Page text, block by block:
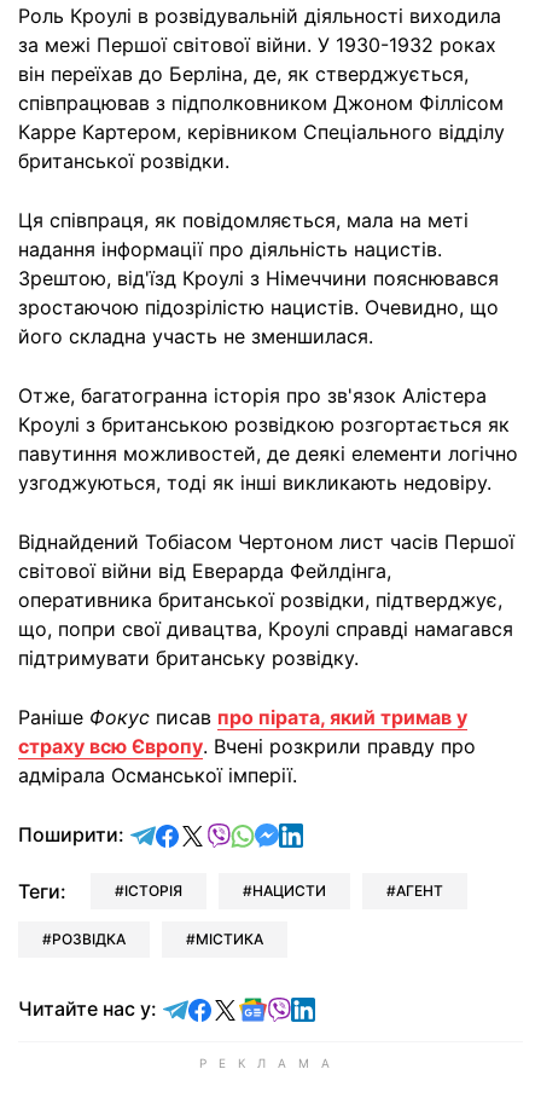
Роль Кроулі в розвідувальній діяльності виходила
за межі Першої світової війни. У 1930-1932 роках
він переїхав до Берліна, де, як стверджується,
співпрацював з підполковником Джоном Філлісом
Карре Картером, керівником Спеціального відділу
британської розвідки.
Ця співпраця, як повідомляється, мала на меті
надання інформації про діяльність нацистів.
Зрештою, від'їзд Кроулі з Німеччини пояснювався
зростаючою підозрілістю нацистів. Очевидно, що
його складна участь не зменшилася.
Отже, багатогранна історія про зв'язок Алістера
Кроулі з британською розвідкою розгортається як
павутиння можливостей, де деякі елементи логічно
узгоджуються, тоді як інші викликають недовіру.
Віднайдений Тобіасом Чертоном лист часів Першої
світової війни від Еверарда Фейлдінга,
оперативника британської розвідки, підтверджує,
що, попри свої дивацтва, Кроулі справді намагався
підтримувати британську розвідку.
Раніше Фокус писав про пірата, який тримав у
страху всю Європу. Вчені розкрили правду про
адмірала Османської імперії.
Поширити: відправити у Telegram
поділитись у Facebook
поділитись у X
відправити у Viber
відправити у Whatsapp
відправити у Messenger
відправити у LinkedIn
Теги: ІСТОРІЯ НАЦИСТИ АГЕНТ
РОЗВІДКА МІСТИКА
Читайте нас у: Читайте у Telegram
Читайте у Facebook
Читайте у X
Читайте у Google news
Читайте у Viber
Читайте у LinkedIn